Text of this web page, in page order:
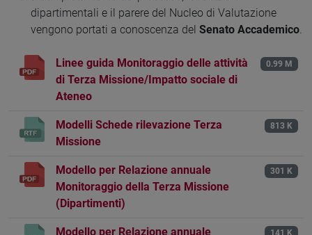
dipartimentali e il parere del Nucleo di Valutazione
vengono portati a conoscenza del Senato Accademico.
Linee guida Monitoraggio delle attività
di Terza Missione/Impatto sociale di
Ateneo
0.99 M
Modelli Schede rilevazione Terza
Missione
813 K
Modello per Relazione annuale
Monitoraggio della Terza Missione
(Dipartimenti)
301 K
Modello per Relazione annuale
141 K